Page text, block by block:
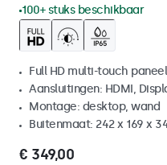
100+ stuks beschikbaar
Full HD multi-touch paneel
Aansluitingen: HDMI,
Montage: desktop, wand
Buitenmaat: 242 x 169 x
€ 349,00